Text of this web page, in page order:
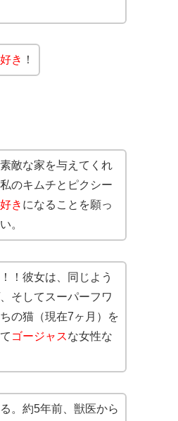
き ！
敵な家を与えてくれ
のキムチとピクシー
き になることを願っ
。
！彼女は、同じよう
そしてスーパーフワ
の猫（現在7ヶ月）を
ゴージャスな女性な
。約5年前、獣医から